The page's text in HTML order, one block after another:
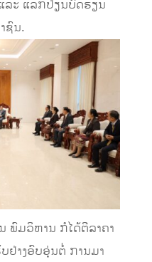
ລະ ແລກປ່ຽນບົດຮຽນ
ຊົນ.
ພົມວິຫານ ກໍໄດ້ຕີລາຄາ
ຢ່າງອົບອຸ່ນຕໍ່ ການມາ